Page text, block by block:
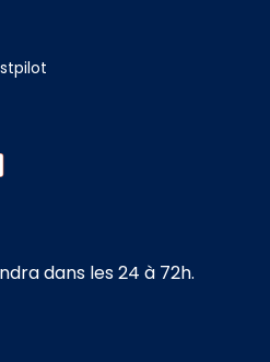
dans les 24 à 72h.